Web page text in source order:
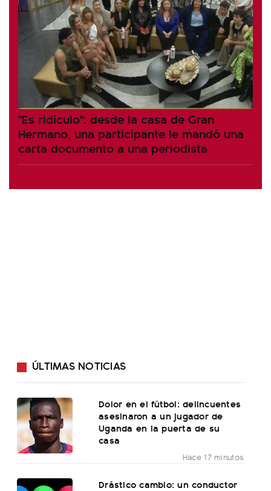
"Es ridículo": desde la casa de Gran
Hermano, una participante le mandó una
carta documento a una periodista
ÚLTIMAS NOTICIAS
Dolor en el fútbol: delincuentes
asesinaron a un jugador de
Uganda en la puerta de su
casa
Hace 17 minutos
Drástico cambio: un conductor